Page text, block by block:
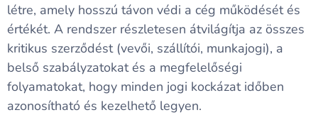
létre, amely hosszú távon védi a cég működését és
értékét. A rendszer részletesen átvilágítja az összes
kritikus szerződést (vevői, szállítói, munkajogi), a
belső szabályzatokat és a megfelelőségi
folyamatokat, hogy minden jogi kockázat időben
azonosítható és kezelhető legyen.